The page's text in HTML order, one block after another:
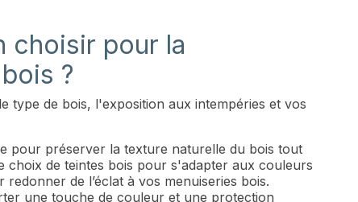
choisir pour la
?
type de bois, l'exposition aux intempéries et vos
pour préserver la texture naturelle du bois tout
choix de teintes bois pour s'adapter aux couleurs
de l’éclat à vos menuiseries bois.
une touche de couleur et une protection